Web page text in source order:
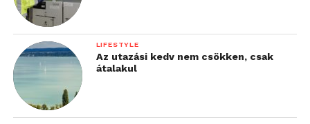
LIFESTYLE
Az utazási kedv nem csökken, csak
átalakul